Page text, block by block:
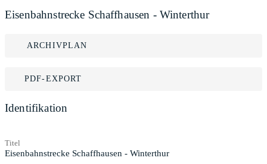
Eisenbahnstrecke Schaffhausen - Winterthur
ARCHIVPLAN
PDF-EXPORT
Identifikation
Titel
Eisenbahnstrecke Schaffhausen - Winterthur